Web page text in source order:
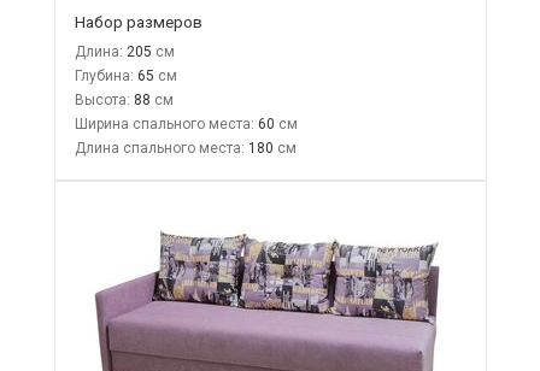
Набор размеров
Длина: 205
Глубина: 65
Высота: 88
Ширина спального места: 60
Длина спального места: 180